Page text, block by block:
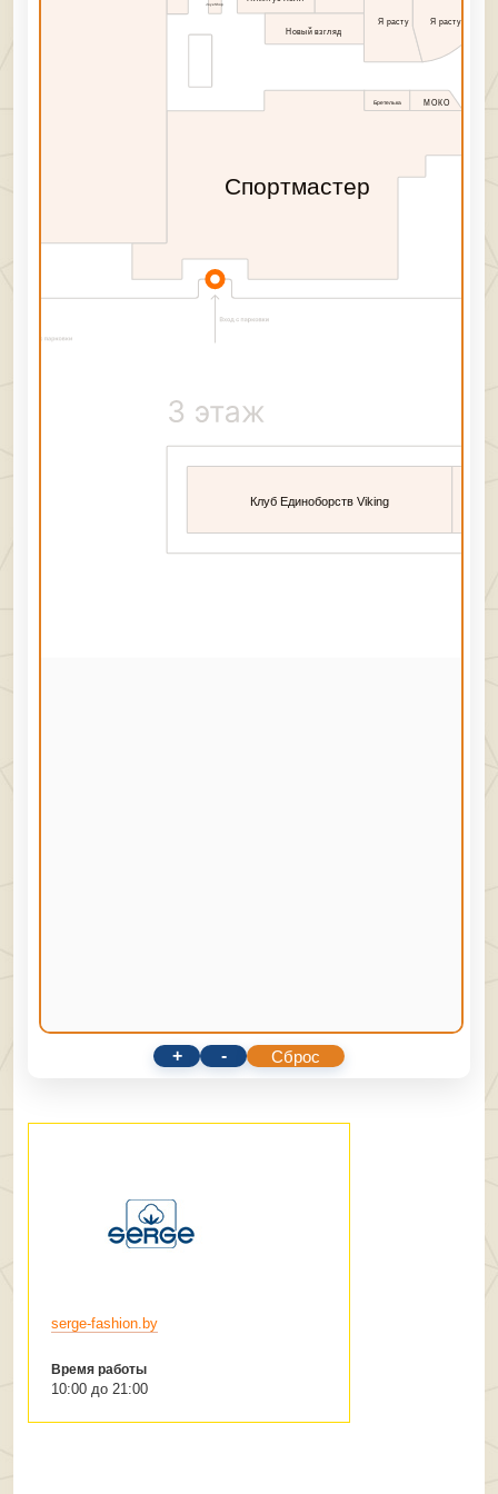
Спортмастер
Бретелька МОКО
JoyeShop
Я расту Я расту
Новый взгляд
Клуб Единоборств Viking
+ - Сброс
serge-fashion.by
Время работы
10:00 до 21:00